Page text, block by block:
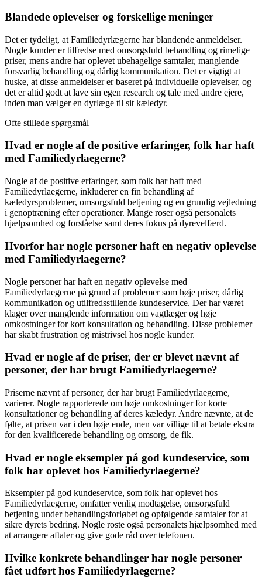
Blandede oplevelser og forskellige meninger
Det er tydeligt, at Familiedyrlægerne har blandende anmeldelser.
Nogle kunder er tilfredse med omsorgsfuld behandling og rimelige
priser, mens andre har oplevet ubehagelige samtaler, manglende
forsvarlig behandling og dårlig kommunikation. Det er vigtigt at
huske, at disse anmeldelser er baseret på individuelle oplevelser, og
det er altid godt at lave sin egen research og tale med andre ejere,
inden man vælger en dyrlæge til sit kæledyr.
Ofte stillede spørgsmål
Hvad er nogle af de positive erfaringer, folk har haft
med Familiedyrlaegerne?
Nogle af de positive erfaringer, som folk har haft med
Familiedyrlaegerne, inkluderer en fin behandling af
kæledyrsproblemer, omsorgsfuld betjening og en grundig vejledning
i genoptræning efter operationer. Mange roser også personalets
hjælpsomhed og forståelse samt deres fokus på dyrevelfærd.
Hvorfor har nogle personer haft en negativ oplevelse
med Familiedyrlaegerne?
Nogle personer har haft en negativ oplevelse med
Familiedyrlaegerne på grund af problemer som høje priser, dårlig
kommunikation og utilfredsstillende kundeservice. Der har været
klager over manglende information om vagtlæger og høje
omkostninger for kort konsultation og behandling. Disse problemer
har skabt frustration og mistrivsel hos nogle kunder.
Hvad er nogle af de priser, der er blevet nævnt af
personer, der har brugt Familiedyrlaegerne?
Priserne nævnt af personer, der har brugt Familiedyrlaegerne,
varierer. Nogle rapporterede om høje omkostninger for korte
konsultationer og behandling af deres kæledyr. Andre nævnte, at de
følte, at prisen var i den høje ende, men var villige til at betale ekstra
for den kvalificerede behandling og omsorg, de fik.
Hvad er nogle eksempler på god kundeservice, som
folk har oplevet hos Familiedyrlaegerne?
Eksempler på god kundeservice, som folk har oplevet hos
Familiedyrlaegerne, omfatter venlig modtagelse, omsorgsfuld
betjening under behandlingsforløbet og opfølgende samtaler for at
sikre dyrets bedring. Nogle roste også personalets hjælpsomhed med
at arrangere aftaler og give gode råd over telefonen.
Hvilke konkrete behandlinger har nogle personer
fået udført hos Familiedyrlaegerne?